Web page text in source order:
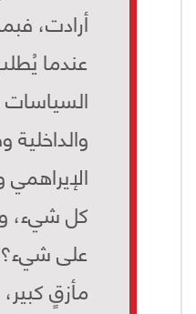
أرادت،
عندما
السياسات
والداخلية
كل شيء،
على شيء؟
مأزقٍ